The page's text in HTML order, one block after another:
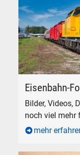
Eisenbahn-
Bilder, Videos,
noch viel mehr
mehr